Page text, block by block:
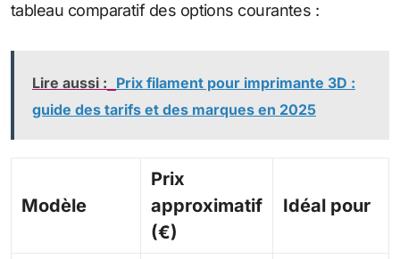
tableau comparatif des options courantes :
Lire aussi : Prix filament pour imprimante 3D :
guide des tarifs et des marques en 2025
Modèle
Prix
approximatif
(€)
Idéal pour